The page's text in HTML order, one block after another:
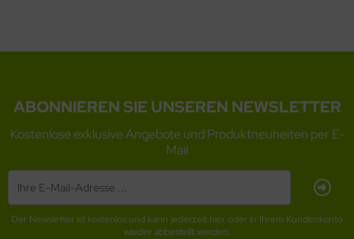
ABONNIEREN SIE UNSEREN NEWSLETTER
Kostenlose exklusive Angebote und Produktneuheiten per E-
Mail
Der Newsletter ist kostenlos und kann jederzeit hier oder in Ihrem Kundenkonto
wieder abbestellt werden.